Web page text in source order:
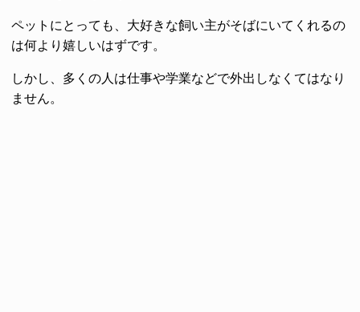
ペットにとっても、大好きな飼い主がそばにいてくれるの
は何より嬉しいはずです。
しかし、多くの人は仕事や学業などで外出しなくてはなり
ません。